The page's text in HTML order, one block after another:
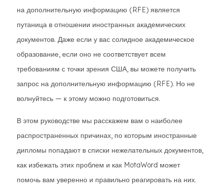
на дополнительную информацию (RFE) является
путаница в отношении иностранных академических
документов. Даже если у вас солидное академическое
образование, если оно не соответствует всем
требованиям с точки зрения США, вы можете получить
запрос на дополнительную информацию (RFE). Но не
волнуйтесь — к этому можно подготовиться.
В этом руководстве мы расскажем вам о наиболее
распространенных причинах, по которым иностранные
дипломы попадают в списки нежелательных документов,
как избежать этих проблем и как MotaWord может
помочь вам уверенно и правильно реагировать на них.